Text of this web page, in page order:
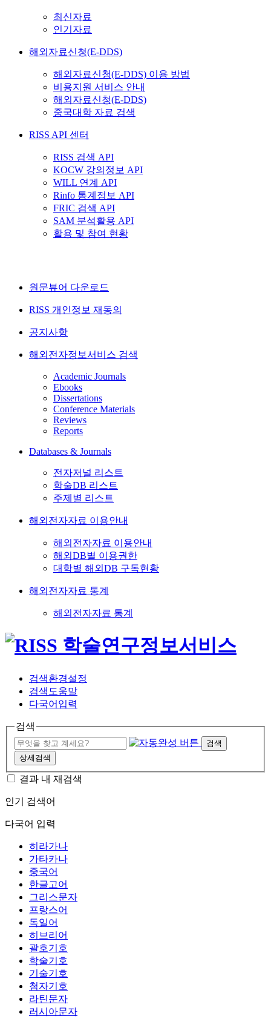
최신자료
인기자료
해외자료신청(E-DDS)
해외자료신청(E-DDS) 이용 방법
비용지원 서비스 안내
해외자료신청(E-DDS)
중국대학 자료 검색
RISS API 센터
RISS 검색 API
KOCW 강의정보 API
WILL 연계 API
Rinfo 통계정보 API
FRIC 검색 API
SAM 분석활용 API
활용 및 참여 현황
원문뷰어 다운로드
RISS 개인정보 재동의
공지사항
해외전자정보서비스 검색
Academic Journals
Ebooks
Dissertations
Conference Materials
Reviews
Reports
Databases & Journals
전자저널 리스트
학술DB 리스트
주제별 리스트
해외전자자료 이용안내
해외전자자료 이용안내
해외DB별 이용권한
대학별 해외DB 구독현황
해외전자자료 통계
해외전자자료 통계
검색환경설정
검색도움말
다국어입력
검색
검색
상세검색
결과 내 재검색
인기 검색어
다국어 입력
히라가나
가타카나
중국어
한글고어
그리스문자
프랑스어
독일어
히브리어
괄호기호
학술기호
기술기호
첨자기호
라틴문자
러시아문자